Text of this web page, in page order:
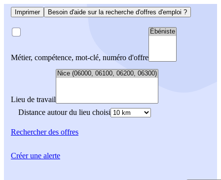
Imprimer Besoin d'aide sur la recherche d'offres d'emploi ?
Métier, compétence, mot-clé, numéro d'offre
Lieu de travail
Distance autour du lieu choisi
Rechercherdes offres
Créer une alerte